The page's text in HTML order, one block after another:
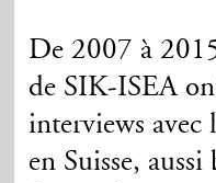
De 2007 à
de SIK-ISEA
interviews avec
en Suisse,